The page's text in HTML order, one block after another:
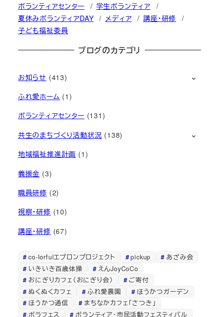
ボランティアセンター
学生ボランティア
夏休みボランティアDAY
メディア
講座・研修
子ども福祉委員
ブログのカテゴリ
お知らせ (413)
ふれ愛ホーム (1)
ボランティアセンター (131)
共生のまちづくり活動状況 (138)
地域福祉推進計画 (1)
義援金 (3)
職員研修 (2)
視察・研修 (10)
講座・研修 (67)
co-lorfulエプロンプロジェクト pickup
あざみ会
いきいき百歳体操
えんJoyCoCo
おにぎりカフェ（おにぎり会）
ご寄付
ぬくぬくカフェ
ふれ愛農園
ほうかつガーデン
ほうかつ通信
まちなかカフェ「さつき」
ボラフェス
ボランティア・市民活動フェスティバル